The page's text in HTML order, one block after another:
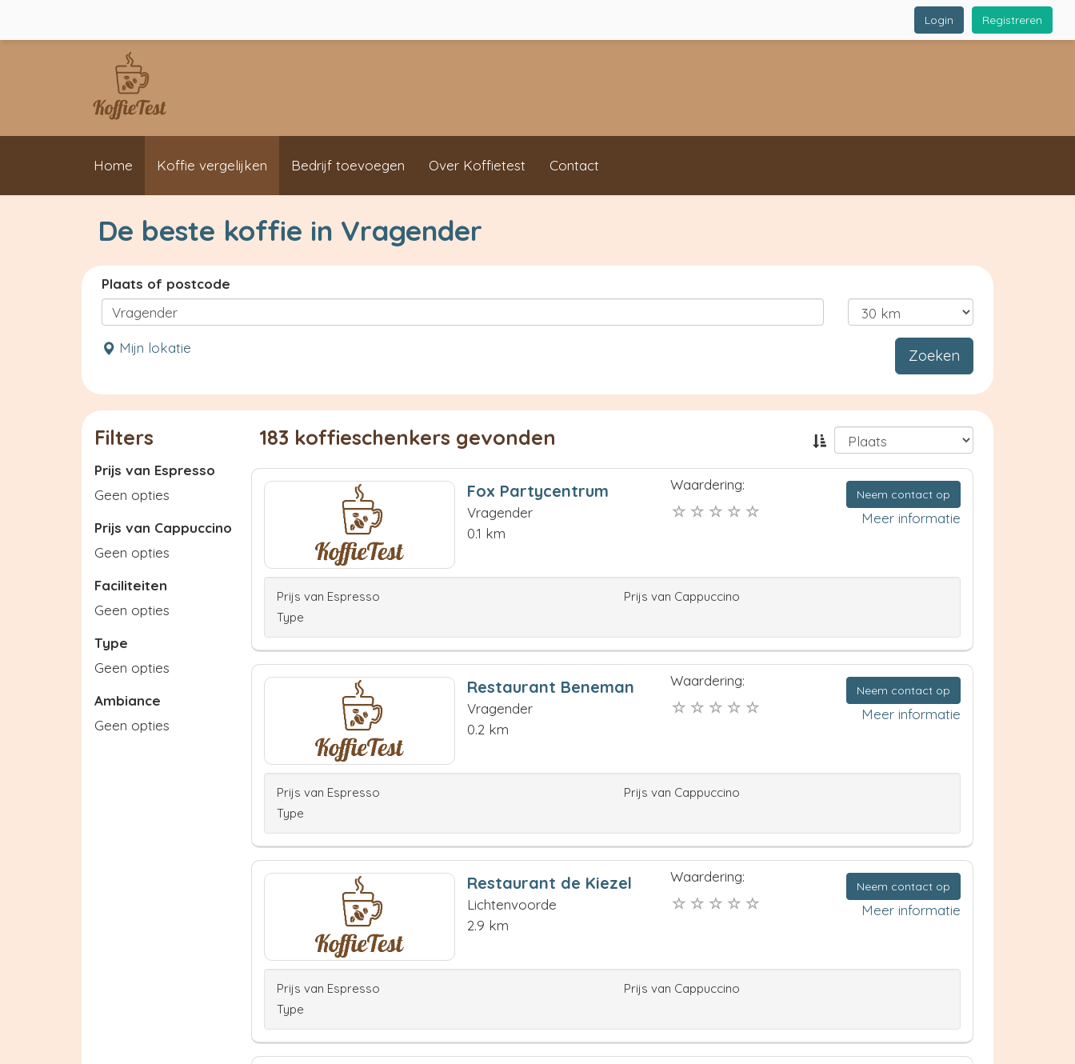
Registreren
Login
Home Koffie vergelijken Bedrijf toevoegen Over Koffietest Contact
De beste koffie in Vragender
Plaats of postcode
Mijn lokatie Zoeken
Filters
Prijs van Espresso
Geen opties
Prijs van Cappuccino
Geen opties
Faciliteiten
Geen opties
Type
Geen opties
Ambiance
Geen opties
183 koffieschenkers gevonden
Fox Partycentrum
Vragender
0.1 km
Waardering:
Neem contact op
Meer informatie
Prijs van Espresso
Prijs van Cappuccino
Type
Restaurant Beneman
Vragender
0.2 km
Waardering:
Neem contact op
Meer informatie
Prijs van Espresso
Prijs van Cappuccino
Type
Restaurant de Kiezel
Lichtenvoorde
2.9 km
Waardering:
Neem contact op
Meer informatie
Prijs van Espresso
Prijs van Cappuccino
Type